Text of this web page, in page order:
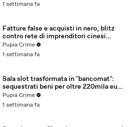
1 settimana fa
Fatture false e acquisti in nero, blitz
contro rete di imprenditori cinesi
sequestri per 8,5 milioni (29.07.26)
Pupia Crime
1 settimana fa
Sala slot trasformata in "bancomat":
sequestrati beni per oltre 220mila euro
a due coniugi (29.07.26)
Pupia Crime
1 settimana fa